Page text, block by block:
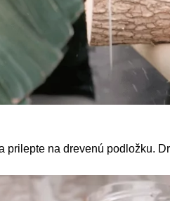
prilepte na drevenú podložku.